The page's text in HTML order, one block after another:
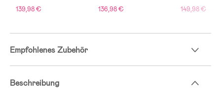
Black Mesh/Grey
139,98 € 136,98 €
Black Mesh/
149,98 €
Empfohlenes Zubehör
Beschreibung